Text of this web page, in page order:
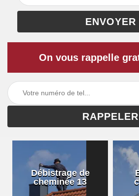
On vous rappelle
Débistrage de
cheminée 13